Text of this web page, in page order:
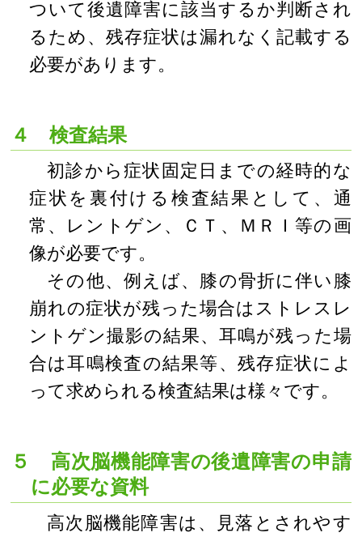
ついて後遺障害に該当するか判断され
るため、残存症状は漏れなく記載する
必要があります。
４ 検査結果
初診から症状固定日までの経時的な
症状を裏付ける検査結果として、通
常、レントゲン、ＣＴ、ＭＲＩ等の画
像が必要です。
その他、例えば、膝の骨折に伴い膝
崩れの症状が残った場合はストレスレ
ントゲン撮影の結果、耳鳴が残った場
合は耳鳴検査の結果等、残存症状によ
って求められる検査結果は様々です。
５ 高次脳機能障害の後遺障害の申請
に必要な資料
高次脳機能障害は、見落とされやす